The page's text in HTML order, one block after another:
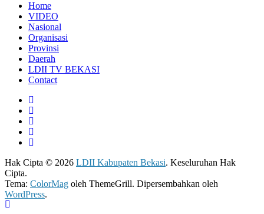
Home
VIDEO
Nasional
Organisasi
Provinsi
Daerah
LDII TV BEKASI
Contact
Hak Cipta © 2026 LDII Kabupaten Bekasi. Keseluruhan Hak
Cipta.
Tema: ColorMag oleh ThemeGrill. Dipersembahkan oleh
WordPress.